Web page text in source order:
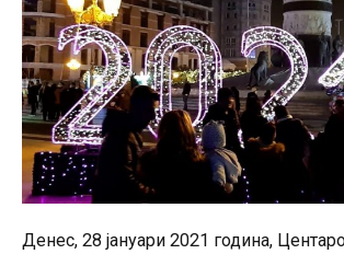
Денес, 28 јануари 2021 година,